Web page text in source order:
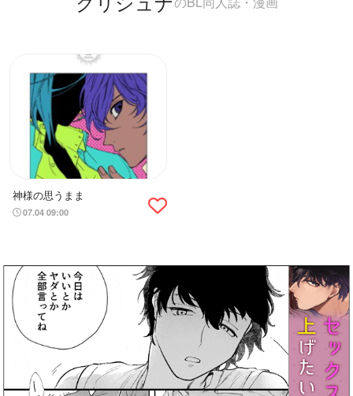
神様の思うまま
07.04 09:00